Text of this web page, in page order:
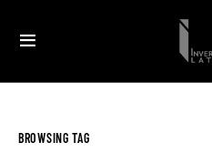
BROWSING TAG